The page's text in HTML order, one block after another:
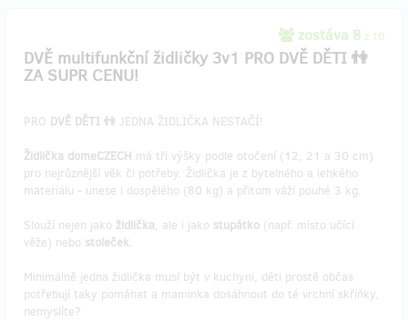
zostáva 8 z 10
DVĚ multifunkční židličky 3v1 PRO DVĚ DĚTI 👫
ZA SUPR CENU!
PRO DVĚ DĚTI 👫 JEDNA ŽIDLIČKA NESTAČÍ!
Židlička domeCZECH má tři výšky podle otočení (12, 21 a 30 cm)
pro nejrůznější věk či potřeby. Židlička je z bytelného a lehkého
materiálu - unese i dospělého (80 kg) a přitom váží pouhé 3 kg.
Slouží nejen jako židlička, ale i jako stupátko (např. místo učící
věže) nebo stoleček.
Minimálně jedna židlička musí být v kuchyni, děti prostě občas
potřebují taky pomáhat a maminka dosáhnout do té vrchní skříňky,
nemyslíte?